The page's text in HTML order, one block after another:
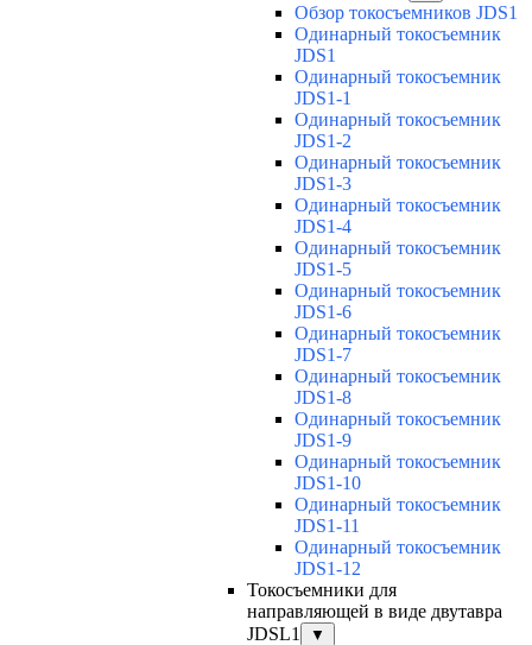
Обзор токосъемников JDS1
Одинарный токосъемник
JDS1
Одинарный токосъемник
JDS1-1
Одинарный токосъемник
JDS1-2
Одинарный токосъемник
JDS1-3
Одинарный токосъемник
JDS1-4
Одинарный токосъемник
JDS1-5
Одинарный токосъемник
JDS1-6
Одинарный токосъемник
JDS1-7
Одинарный токосъемник
JDS1-8
Одинарный токосъемник
JDS1-9
Одинарный токосъемник
JDS1-10
Одинарный токосъемник
JDS1-11
Одинарный токосъемник
JDS1-12
Токосъемники для
направляющей в виде двутавра
JDSL1
▼